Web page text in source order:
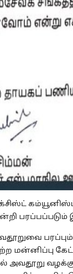
கம்யூனிஸ்ட்
மன்னிப்பு
அவதூறு